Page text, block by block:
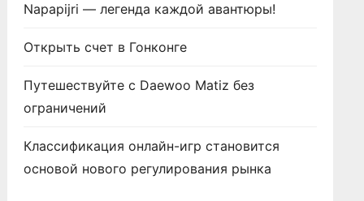
Napapijri — легенда каждой авантюры!
Открыть счет в Гонконге
Путешествуйте с Daewoo Matiz без
ограничений
Классификация онлайн-игр становится
основой нового регулирования рынка